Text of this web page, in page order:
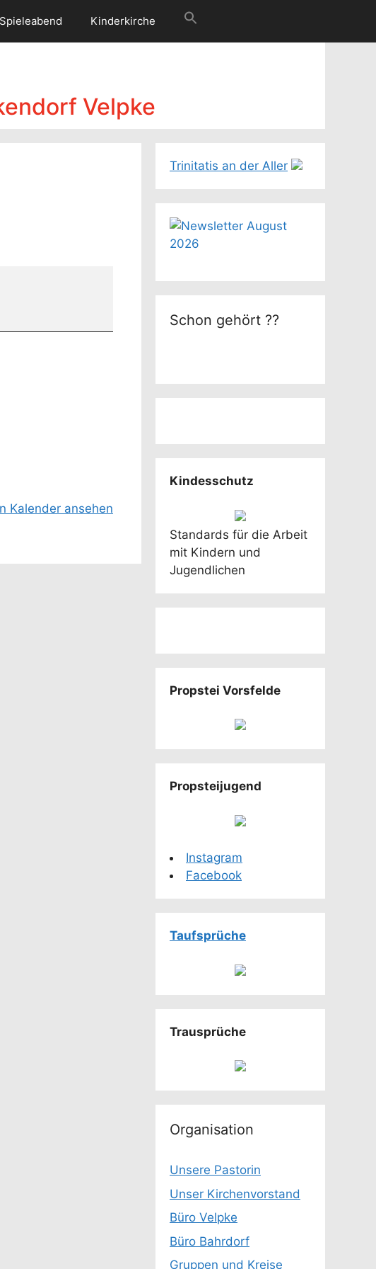
Spieleabend Kinderkirche
Velpke
Kalender ansehen
Trinitatis an der Aller
Schon gehört ??
Kindesschutz
Standards für die Arbeit
mit Kindern und
Jugendlichen
Propstei Vorsfelde
Propsteijugend
Instagram
Facebook
Taufsprüche
Trausprüche
Organisation
Unsere Pastorin
Unser Kirchenvorstand
Büro Velpke
Büro Bahrdorf
Gruppen und Kreise